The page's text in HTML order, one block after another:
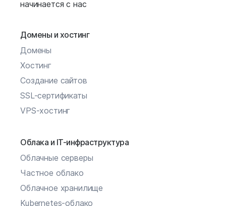
начинается с нас
Домены и хостинг
Домены
Хостинг
Создание сайтов
SSL-сертификаты
VPS-хостинг
Облака и IT-инфраструктура
Облачные серверы
Частное облако
Облачное хранилище
Kubernetes-облако